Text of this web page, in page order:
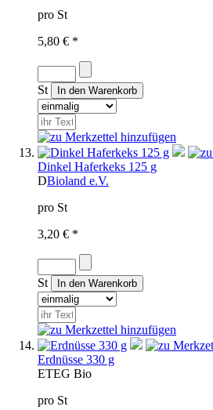
pro St
5,80 € *
St
Dinkel Haferkeks 125 g
DBioland e.V.
pro St
3,20 € *
St
Erdnüsse 330 g
ETEG Bio
pro St